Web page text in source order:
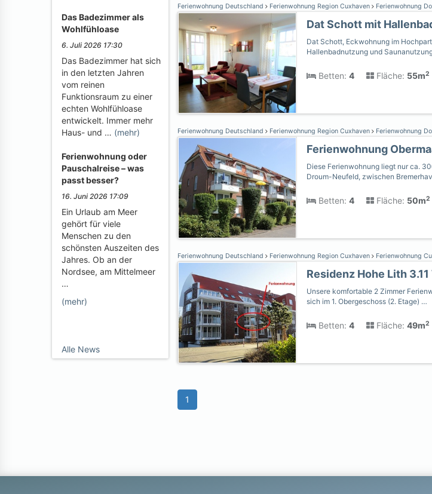
Das Badezimmer als
Wohlfühloase
6. Juli 2026 17:30
Das Badezimmer hat sich
in den letzten Jahren
vom reinen
Funktionsraum zu einer
echten Wohlfühloase
entwickelt. Immer mehr
Haus- und … (mehr)
Ferienwohnung oder
Pauschalreise – was
passt besser?
16. Juni 2026 17:09
Ein Urlaub am Meer
gehört für viele
Menschen zu den
schönsten Auszeiten des
Jahres. Ob an der
Nordsee, am Mittelmeer
…
(mehr)
Alle News
Ferienwohnung Deutschland Ferienwohnung Region Cuxhaven Ferienwohnung
Dat Schott mit
Dat Schott, Eckwohnung im
Hallenbadnutzung und
Betten: 4 Fläche: 55m2
Ferienwohnung Deutschland Ferienwohnung Region Cuxhaven Ferienwohnung
Diese Ferienwohnung liegt nur ca.
Droum-Neufeld, zwischen
Betten: 4 Fläche: 50m2
Ferienwohnung Deutschland Ferienwohnung Region Cuxhaven Ferienwohnung
Residenz Hohe Lith
Unsere komfortable 2 Zimmer
sich im 1. Obergeschoss (2. Etage) …
Betten: 4 Fläche: 49m2
1